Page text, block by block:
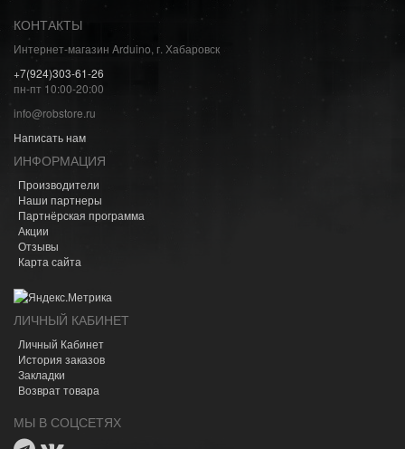
КОНТАКТЫ
Интернет-магазин Arduino, г. Хабаровск
+7(924)303-61-26
пн-пт 10:00-20:00
info@robstore.ru
Написать нам
ИНФОРМАЦИЯ
Производители
Наши партнеры
Партнёрская программа
Акции
Отзывы
Карта сайта
ЛИЧНЫЙ КАБИНЕТ
Личный Кабинет
История заказов
Закладки
Возврат товара
МЫ В СОЦСЕТЯХ